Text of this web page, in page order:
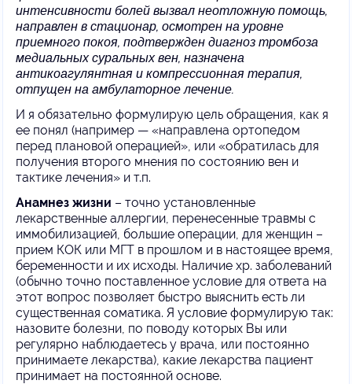
интенсивности болей вызвал неотложную помощь,
направлен в стационар, осмотрен на уровне
приемного покоя, подтвержден диагноз тромбоза
медиальных суральных вен, назначена
антикоагулянтная и компрессионная терапия,
отпущен на амбулаторное лечение.
И я обязательно формулирую цель обращения, как я
ее понял (например — «направлена ортопедом
перед плановой операцией», или «обратилась для
получения второго мнения по состоянию вен и
тактике лечения» и т.п.
Анамнез жизни – точно установленные
лекарственные аллергии, перенесенные травмы с
иммобилизацией, большие операции, для женщин –
прием КОК или МГТ в прошлом и в настоящее время,
беременности и их исходы. Наличие хр. заболеваний
(обычно точно поставленное условие для ответа на
этот вопрос позволяет быстро выяснить есть ли
существенная соматика. Я условие формулирую так:
назовите болезни, по поводу которых Вы или
регулярно наблюдаетесь у врача, или постоянно
принимаете лекарства), какие лекарства пациент
принимает на постоянной основе.